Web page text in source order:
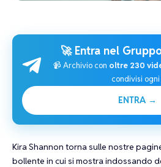
🚀 Entra nel
📹 Archivio con oltre 230
condivisi
ENTRA →
Kira Shannon torna sulle nostre
bollente in cui si mostra indossando